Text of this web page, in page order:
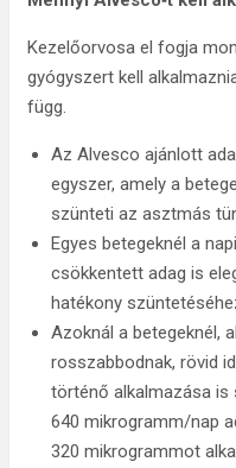
Kezelőorvosa el fogja
gyógyszert kell
függ.
Az Alvesco ajánlott
egyszer, amely a
szünteti az asztmás
Egyes betegeknél a
csökkentett adag is
hatékony
Azoknál a betegeknél,
rosszabbodnak, rövid
történő alkalmazása is
640 mikrogramm/nap
320 mikrogrammot